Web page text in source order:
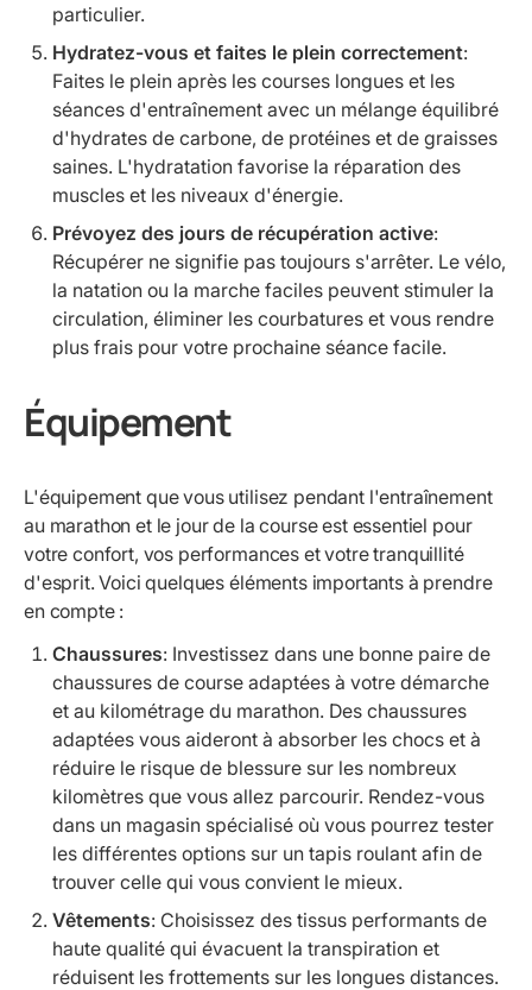
particulier.
Hydratez-vous et faites le plein correctement:
Faites le plein après les courses longues et les
séances d'entraînement avec un mélange équilibré
d'hydrates de carbone, de protéines et de graisses
saines. L'hydratation favorise la réparation des
muscles et les niveaux d'énergie.
Prévoyez des jours de récupération active:
Récupérer ne signifie pas toujours s'arrêter. Le vélo,
la natation ou la marche faciles peuvent stimuler la
circulation, éliminer les courbatures et vous rendre
plus frais pour votre prochaine séance facile.
Équipement
L'équipement que vous utilisez pendant l'entraînement
au marathon et le jour de la course est essentiel pour
votre confort, vos performances et votre tranquillité
d'esprit. Voici quelques éléments importants à prendre
en compte :
Chaussures: Investissez dans une bonne paire de
chaussures de course adaptées à votre démarche
et au kilométrage du marathon. Des chaussures
adaptées vous aideront à absorber les chocs et à
réduire le risque de blessure sur les nombreux
kilomètres que vous allez parcourir. Rendez-vous
dans un magasin spécialisé où vous pourrez tester
les différentes options sur un tapis roulant afin de
trouver celle qui vous convient le mieux.
Vêtements: Choisissez des tissus performants de
haute qualité qui évacuent la transpiration et
réduisent les frottements sur les longues distances.